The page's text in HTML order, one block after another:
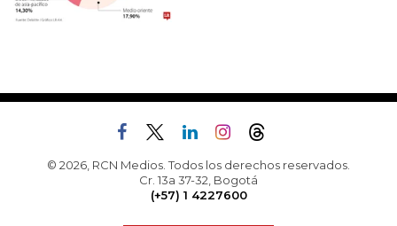
© 2026, RCN Medios. Todos los derechos reservados.
Cr. 13a 37-32, Bogotá
(+57) 1 4227600